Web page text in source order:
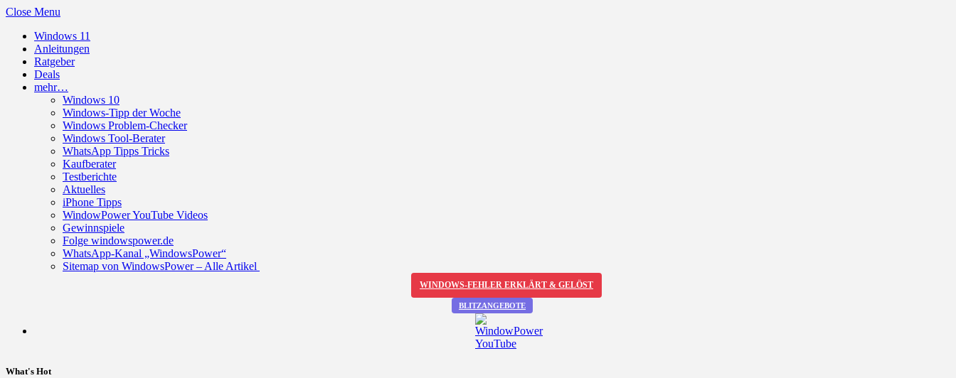
Close Menu
Windows 11
Anleitungen
Ratgeber
Deals
mehr…
Windows 10
Windows-Tipp der Woche
Windows Problem-Checker
Windows Tool-Berater
WhatsApp Tipps Tricks
Kaufberater
Testberichte
Aktuelles
iPhone Tipps
WindowPower YouTube Videos
Gewinnspiele
Folge windowspower.de
WhatsApp-Kanal „WindowsPower“
Sitemap von WindowsPower – Alle Artikel
WINDOWS-FEHLER ERKLÄRT & GELÖST
BLITZANGEBOTE
What's Hot